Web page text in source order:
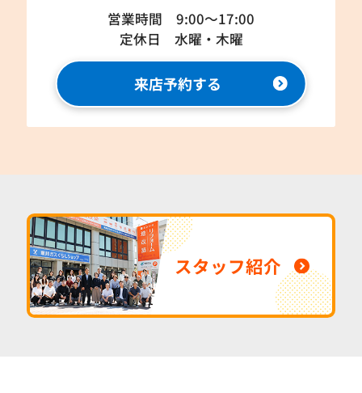
営業時間 9:00～17:00
定休日 水曜・木曜
来店予約する
スタッフ紹介